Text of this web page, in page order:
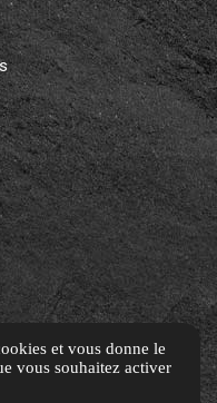
et vous donne le
vous souhaitez activer